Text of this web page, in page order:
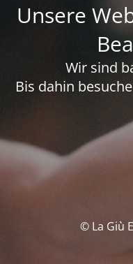
Unsere
Wir sind
Bis dahin
© La Giù